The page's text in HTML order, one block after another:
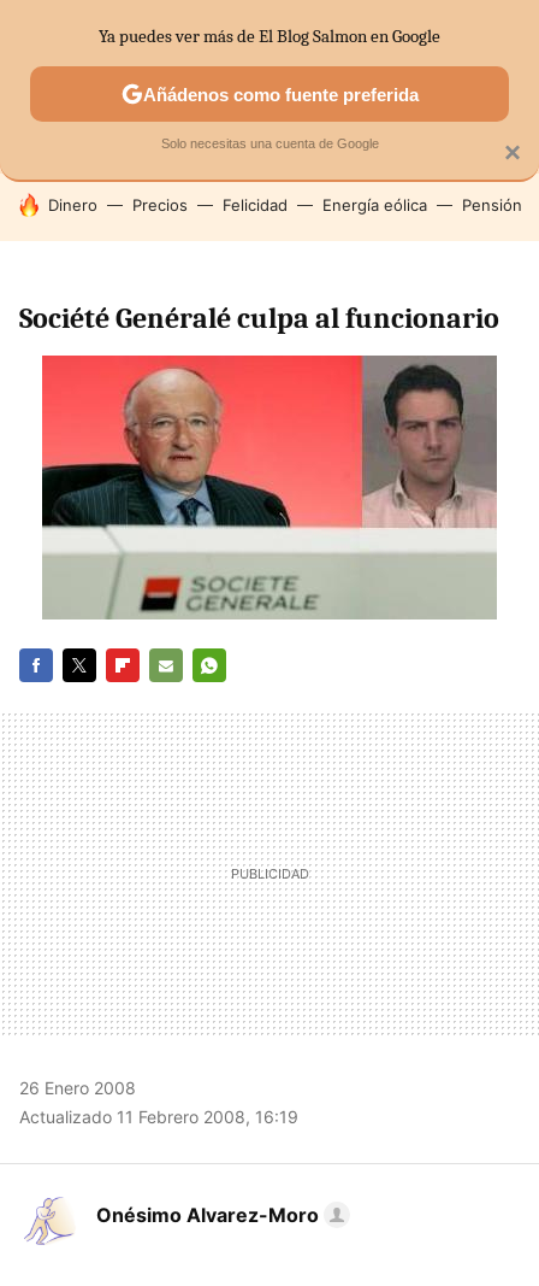
SECTORES ECONOMÍA DOMÉSTICA MERCADOS
HOY SE HABLA DE
Dinero Precios Felicidad Energía eólica Pensión
Société Genéralé culpa al funcionario
MAIL
26 Enero 2008
Actualizado 11 Febrero 2008, 16:19
Onésimo Alvarez-Moro
×
Ya puedes ver más de El Blog Salmon en Google
Añádenos como fuente preferida
Solo necesitas una cuenta de Google